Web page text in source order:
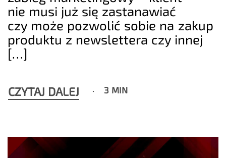
nie musi już się zastanawiać
czy może pozwolić sobie na zakup
produktu z newslettera czy innej
[…]
CZYTAJ DALEJ 3 MIN